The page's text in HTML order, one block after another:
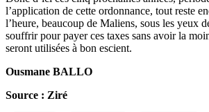
l’application de cette ordonnance, tout reste
l’heure, beaucoup de Maliens, sous les yeux
souffrir pour payer ces taxes sans avoir la
seront utilisées à bon escient.
Ousmane BALLO
Source : Ziré